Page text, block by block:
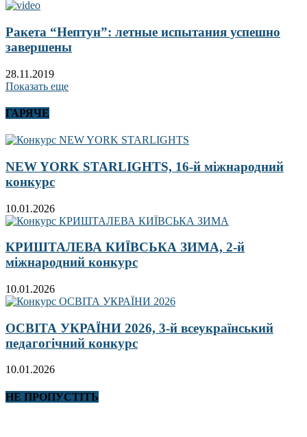
Ракета “Нептун”: летные испытания успешно
завершены
28.11.2019
Показать еще
ГАРЯЧЕ
NEW YORK STARLIGHTS, 16-й міжнародний
конкурс
10.01.2026
КРИШТАЛЕВА КИЇВСЬКА ЗИМА, 2-й
міжнародний конкурс
10.01.2026
ОСВІТА УКРАЇНИ 2026, 3-й всеукраїнський
педагогічний конкурс
10.01.2026
НЕ ПРОПУСТІТЬ